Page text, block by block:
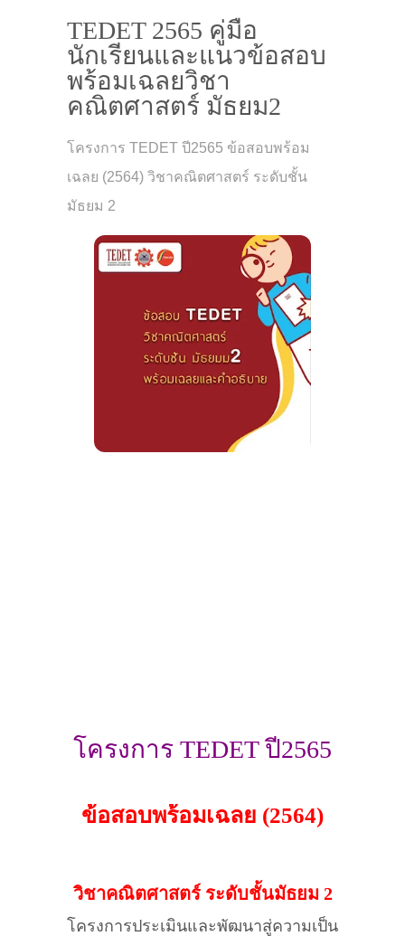
TEDET 2565 คู่มือ
นักเรียนและแนวข้อสอบ
พร้อมเฉลยวิชา
คณิตศาสตร์ มัธยม2
โครงการ TEDET ปี2565 ข้อสอบพร้อม
เฉลย (2564) วิชาคณิตศาสตร์ ระดับชั้น
มัธยม 2
โครงการ TEDET ปี2565
ข้อสอบพร้อมเฉลย (2564)
วิชาคณิตศาสตร์ ระดับชั้นมัธยม 2
โครงการประเมินและพัฒนาสู่ความเป็น